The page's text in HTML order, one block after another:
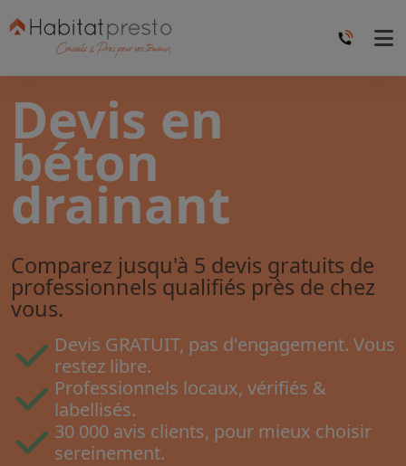
Devis en
béton
drainant
Comparez jusqu'à 5 devis gratuits de
professionnels qualifiés près de chez
vous.
Devis GRATUIT, pas d'engagement. Vous
restez libre.
Professionnels locaux, vérifiés &
labellisés.
30 000 avis clients, pour mieux choisir
sereinement.